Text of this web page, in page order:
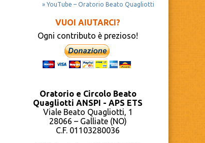
YouTube – Oratorio Beato Quagliotti
VUOI AIUTARCI?
Ogni contributo è prezioso!
Oratorio e Circolo Beato
Quagliotti ANSPI - APS ETS
Viale Beato Quagliotti, 1
28066 – Galliate (NO)
C.F. 01103280036